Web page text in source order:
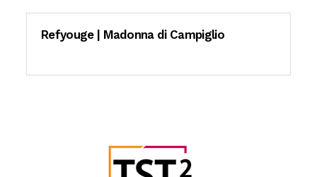
Refyouge | Madonna di Campiglio